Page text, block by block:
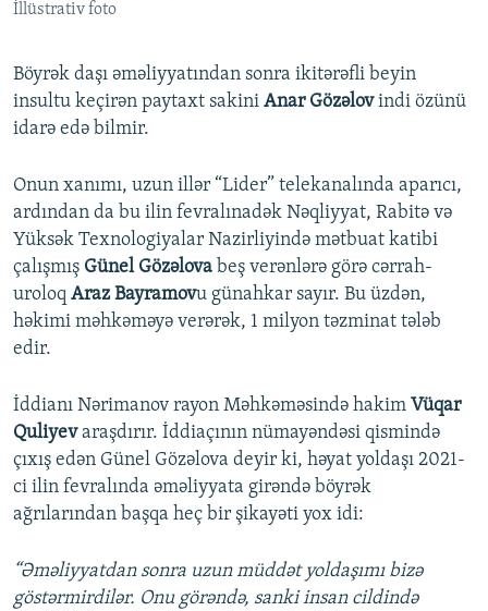
AZADLIQRADIOSU MOBIL TELEFONUNUZDA
XƏBƏR BÜLLETENLƏRIMIZ
RFE/RL-in bütün saytları
İllüstrativ foto
Böyrək daşı əməliyyatından sonra ikitərəfli beyin
insultu keçirən paytaxt sakini Anar Gözəlovindi özünü
idarə edə bilmir.
Onun xanımı, uzun illər “Lider” telekanalında aparıcı,
ardından da bu ilin fevralınadək Nəqliyyat, Rabitə və
Yüksək Texnologiyalar Nazirliyində mətbuat katibi
çalışmış Günel Gözəlova beş verənlərə görə cərrah-
uroloq Araz Bayramovu günahkar sayır. Bu üzdən,
həkimi məhkəməyə verərək, 1 milyon təzminat tələb
edir.
İddianı Nərimanov rayon Məhkəməsində hakim Vüqar
Quliyevaraşdırır. İddiaçının nümayəndəsi qismində
çıxış edən Günel Gözəlova deyir ki, həyat yoldaşı 2021-
ci ilin fevralında əməliyyata girəndə böyrək
ağrılarından başqa heç bir şikayəti yox idi:
“Əməliyyatdan sonra uzun müddət yoldaşımı bizə
göstərmirdilər. Onu görəndə, sanki insan cildində